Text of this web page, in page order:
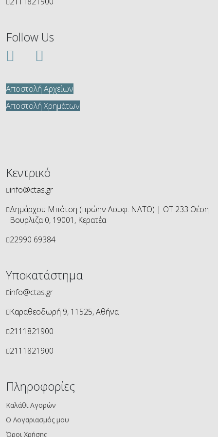
Follow Us
Αποστολή Αρχείων
Αποστολή Χρημάτων
Κεντρικό
info@ctas.gr
Δημάρχου Μπότση (πρώην Λεωφ. ΝΑΤΟ) | ΟΤ 233 Θέση
Βουρλιζα 0, 19001, Κερατέα
22990 69384
Υποκατάστημα
info@ctas.gr
Καραθεοδωρή 9, 11525, Αθήνα
2111821900
2111821900
Πληροφορίες
Καλάθι Αγορών
Ο Λογαριασμός μου
Όροι Χρήσης